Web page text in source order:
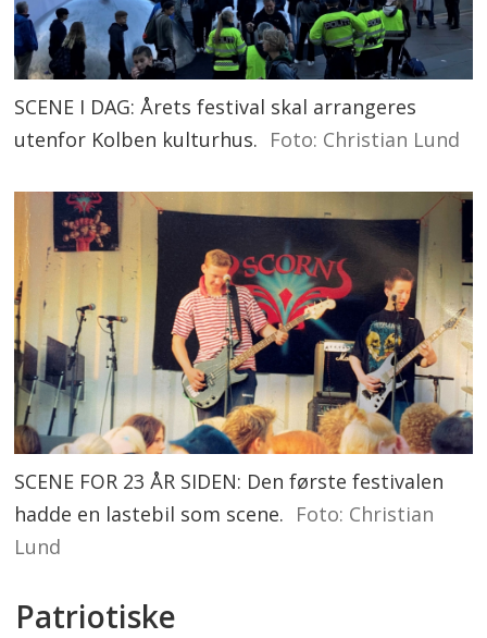
SCENE I DAG: Årets festival skal arrangeres
utenfor Kolben kulturhus. Foto: Christian Lund
SCENE FOR 23 ÅR SIDEN: Den første festivalen
hadde en lastebil som scene. Foto: Christian
Lund
Patriotiske